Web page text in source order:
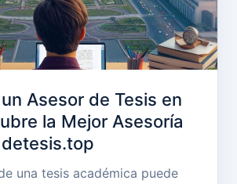
Asesor de Tesis en
la Mejor Asesoría
una tesis académica puede